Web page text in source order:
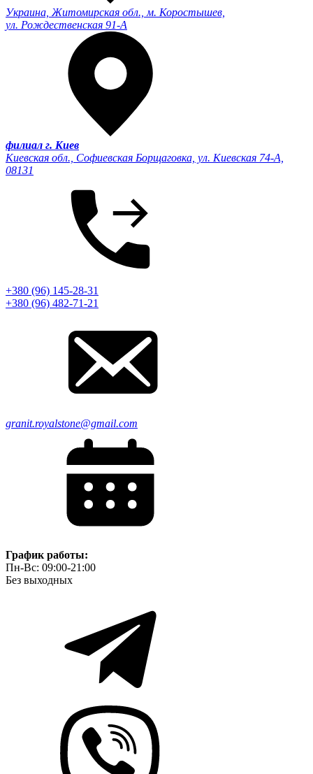
Украина, Житомирская обл., м. Коростышев,
ул. Рождественская 91-А
филиал г. Киев
Киевская обл., Софиевская Борщаговка, ул. Киевская 74-А,
08131
+380 (96) 145-28-31
+380 (96) 482-71-21
granit.royalstone@gmail.com
График работы:
Пн-Вс: 09:00-21:00
Без выходных